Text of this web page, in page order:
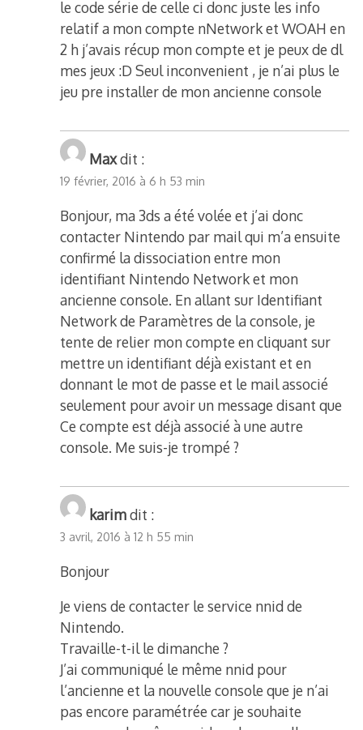
le code série de celle ci donc juste les info
relatif a mon compte nNetwork et WOAH en
2 h j’avais récup mon compte et je peux de dl
mes jeux :D Seul inconvenient , je n’ai plus le
jeu pre installer de mon ancienne console
Maxdit :
19 février, 2016 à 6 h 53 min
Bonjour, ma 3ds a été volée et j’ai donc
contacter Nintendo par mail qui m’a ensuite
confirmé la dissociation entre mon
identifiant Nintendo Network et mon
ancienne console. En allant sur Identifiant
Network de Paramètres de la console, je
tente de relier mon compte en cliquant sur
mettre un identifiant déjà existant et en
donnant le mot de passe et le mail associé
seulement pour avoir un message disant que
Ce compte est déjà associé à une autre
console. Me suis-je trompé ?
karimdit :
3 avril, 2016 à 12 h 55 min
Bonjour
Je viens de contacter le service nnid de
Nintendo.
Travaille-t-il le dimanche ?
J’ai communiqué le même nnid pour
l’ancienne et la nouvelle console que je n’ai
pas encore paramétrée car je souhaite